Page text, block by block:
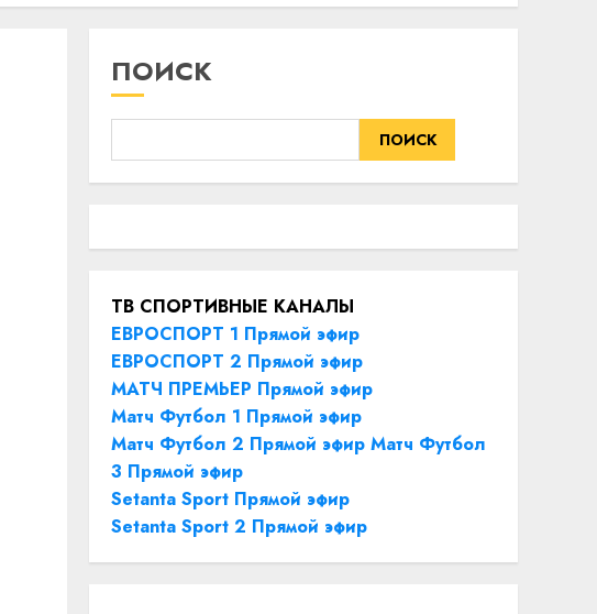
ПОИСК
ПОИСК
ТВ СПОРТИВНЫЕ КАНАЛЫ
ЕВРОСПОРТ 1 Прямой эфир
ЕВРОСПОРТ 2 Прямой эфир
МАТЧ ПРЕМЬЕР Прямой эфир
Матч Футбол 1 Прямой эфир
Матч Футбол 2 Прямой эфир Матч Футбол
3 Прямой эфир
Setanta Sport Прямой эфир
Setanta Sport 2 Прямой эфир